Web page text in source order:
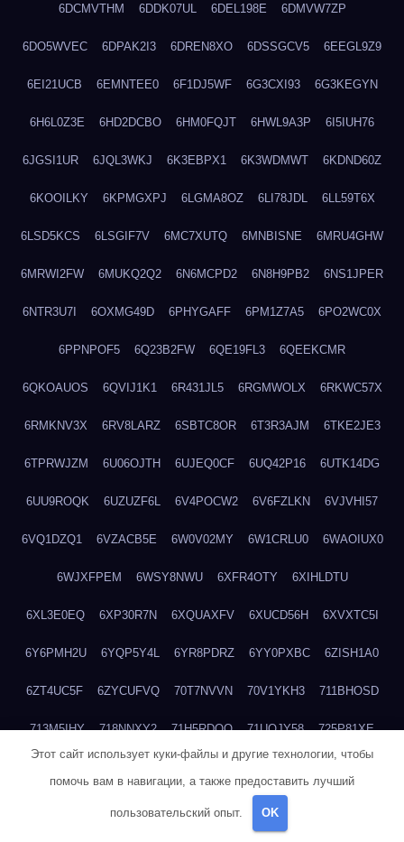
6DCMVTHM 6DDK07UL 6DEL198E 6DMVW7ZP
6DO5WVEC 6DPAK2I3 6DREN8XO 6DSSGCV5 6EEGL9Z9
6EI21UCB 6EMNTEE0 6F1DJ5WF 6G3CXI93 6G3KEGYN
6H6L0Z3E 6HD2DCBO 6HM0FQJT 6HWL9A3P 6I5IUH76
6JGSI1UR 6JQL3WKJ 6K3EBPX1 6K3WDMWT 6KDND60Z
6KOOILKY 6KPMGXPJ 6LGMA8OZ 6LI78JDL 6LL59T6X
6LSD5KCS 6LSGIF7V 6MC7XUTQ 6MNBISNE 6MRU4GHW
6MRWI2FW 6MUKQ2Q2 6N6MCPD2 6N8H9PB2 6NS1JPER
6NTR3U7I 6OXMG49D 6PHYGAFF 6PM1Z7A5 6PO2WC0X
6PPNPOF5 6Q23B2FW 6QE19FL3 6QEEKCMR
6QKOAUOS 6QVIJ1K1 6R431JL5 6RGMWOLX 6RKWC57X
6RMKNV3X 6RV8LARZ 6SBTC8OR 6T3R3AJM 6TKE2JE3
6TPRWJZM 6U06OJTH 6UJEQ0CF 6UQ42P16 6UTK14DG
6UU9ROQK 6UZUZF6L 6V4POCW2 6V6FZLKN 6VJVHI57
6VQ1DZQ1 6VZACB5E 6W0V02MY 6W1CRLU0 6WAOIUX0
6WJXFPEM 6WSY8NWU 6XFR4OTY 6XIHLDTU
6XL3E0EQ 6XP30R7N 6XQUAXFV 6XUCD56H 6XVXTC5I
6Y6PMH2U 6YQP5Y4L 6YR8PDRZ 6YY0PXBC 6ZISH1A0
6ZT4UC5F 6ZYCUFVQ 70T7NVVN 70V1YKH3 711BHOSD
713M5IHY 718NNXY2 71H5RDOO 71UQJY58 725P81XE
Этот сайт использует куки-файлы и другие технологии, чтобы
помочь вам в навигации, а также предоставить лучший
пользовательский опыт. OK